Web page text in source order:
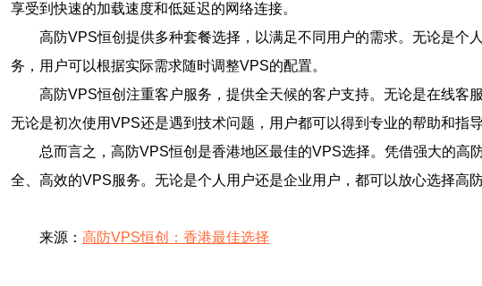
享受到快速的加载速度和低延迟的网络连接。
高防VPS恒创提供多种套餐选择，以满足不同用户的需求。无论是个
务，用户可以根据实际需求随时调整VPS的配置。
高防VPS恒创注重客户服务，提供全天候的客户支持。无论是在线客
无论是初次使用VPS还是遇到技术问题，用户都可以得到专业的帮助和指导
总而言之，高防VPS恒创是香港地区最佳的VPS选择。凭借强大的
全、高效的VPS服务。无论是个人用户还是企业用户，都可以放心选择高
来源： 高防VPS恒创：香港最佳选择